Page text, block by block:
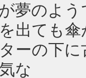
夢のよう
出ても
ーの下
な